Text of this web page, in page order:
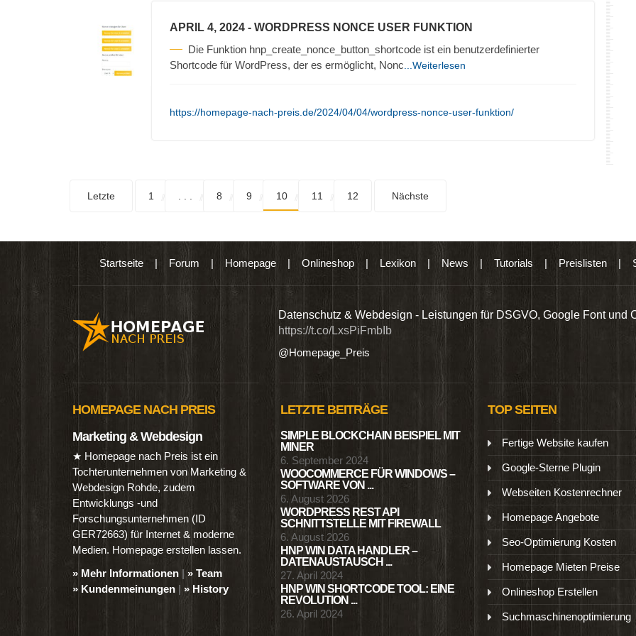
APRIL 4, 2024 - WORDPRESS NONCE USER FUNKTION
Die Funktion hnp_create_nonce_button_shortcode ist ein benutzerdefinierter
Shortcode für WordPress, der es ermöglicht, Nonc ...Weiterlesen
https://homepage-nach-preis.de/2024/04/04/wordpress-nonce-user-funktion/
Letzte 1 8 9 10 11 12 Nächste
Startseite| Forum | Homepage| Onlineshop| Lexikon| News | Tutorials |Preislisten|
Produkten wie Ebooks & DVDs.… Datenschutz & Webdesign - Leistungen für DSGVO, Google Font und
https://t.co/LxsPiFmbIb
@Homepage_Preis
HOMEPAGE NACH PREIS
Marketing & Webdesign
★ Homepage nach Preis ist ein
Tochterunternehmen von Marketing &
Webdesign Rohde, zudem
Entwicklungs -und
Forschungsunternehmen (ID
GER72663) für Internet & moderne
Medien. Homepage erstellen lassen.
» Mehr Informationen | » Team
» Kundenmeinungen | » History
LETZTE BEITRÄGE
SIMPLE BLOCKCHAIN BEISPIEL MIT
MINER
6. September 2024
WOOCOMMERCE FÜR WINDOWS –
SOFTWARE VON ...
6. August 2026
WORDPRESS REST API
SCHNITTSTELLE MIT FIREWALL
6. August 2026
HNP WIN DATA HANDLER –
DATENAUSTAUSCH ...
27. April 2024
HNP WIN SHORTCODE TOOL: EINE
REVOLUTION ...
26. April 2024
TOP SEITEN
Fertige Website kaufen
Google-Sterne Plugin
Webseiten Kostenrechner
Homepage Angebote
Seo-Optimierung Kosten
Homepage Mieten Preise
Onlineshop Erstellen
Suchmaschinenoptimierung